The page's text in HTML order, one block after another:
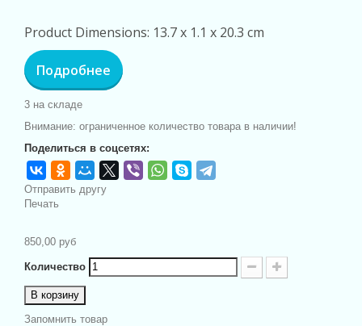
Product Dimensions: 13.7 x 1.1 x 20.3 cm
Подробнее
3 на складе
Внимание: ограниченное количество товара в наличии!
Поделиться в соцсетях:
Отправить другу
Печать
850,00 руб
Количество
В корзину
Запомнить товар